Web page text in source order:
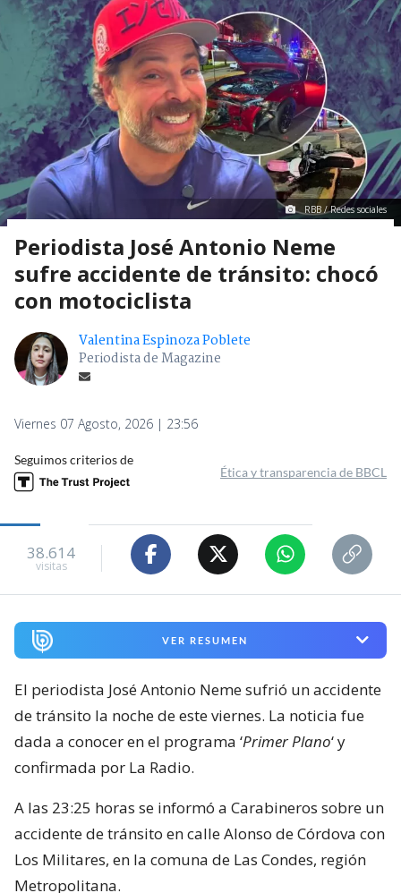
RBB / Redes sociales
Periodista José Antonio Neme
sufre accidente de tránsito: chocó
con motociclista
Valentina Espinoza Poblete
Periodista de Magazine
Viernes 07 Agosto, 2026 | 23:56
Seguimos criterios de
Ética y transparencia de BBCL
38.614
visitas
VER RESUMEN
El periodista José Antonio Neme sufrió un accidente
de tránsito la noche de este viernes. La noticia fue
dada a conocer en el programa ‘Primer Plano‘ y
confirmada por La Radio.
A las 23:25 horas se informó a Carabineros sobre un
accidente de tránsito en calle Alonso de Córdova con
Los Militares, en la comuna de Las Condes, región
Metropolitana.